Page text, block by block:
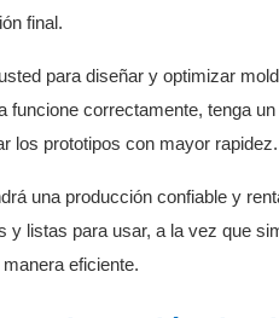
final.
para diseñar y optimizar
funcione correctamente, tenga
los prototipos con mayor rapidez.
una producción confiable y
y listas para usar, a la vez que
eficiente.